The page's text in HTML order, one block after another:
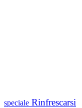
speciale Rinfrescarsi